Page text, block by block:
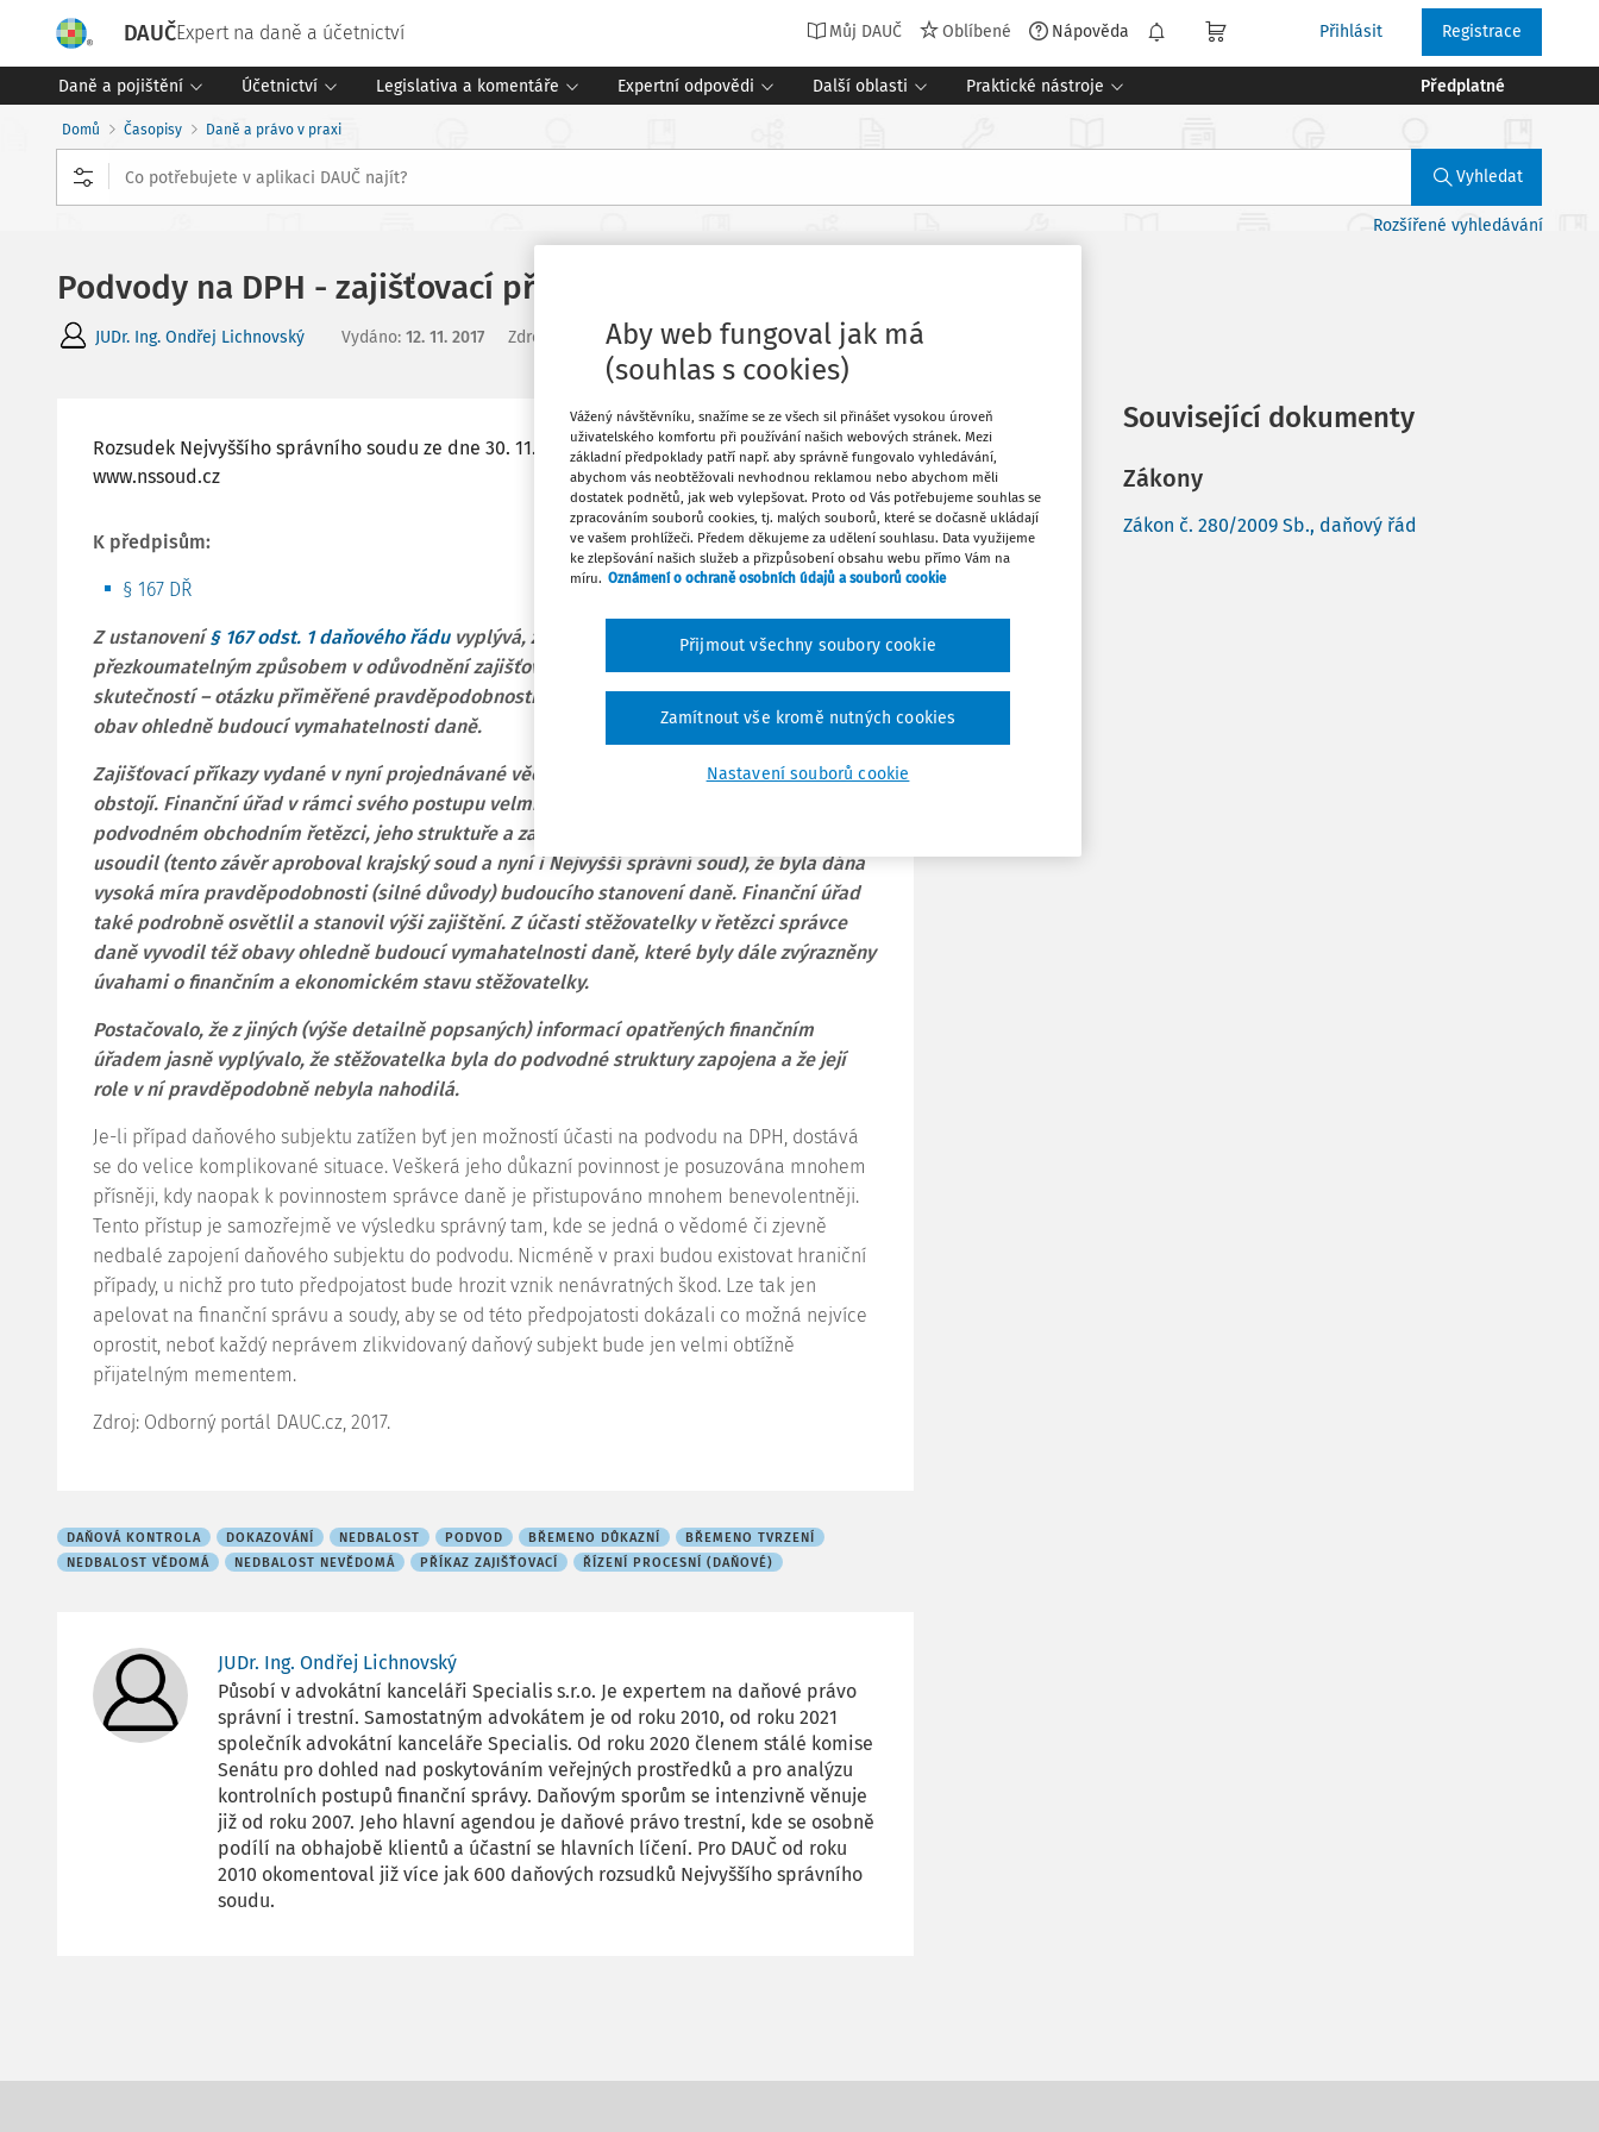
DAUČExpert na daně a účetnictví Můj DAUČ Oblíbené Nápověda Přihlásit Registrace
Daně a pojištění Účetnictví Legislativa a komentáře Expertní odpovědi Další oblasti Praktické nástroje Předplatné
Domů Časopisy Daně a právo v praxi
Vyhledat
Rozšířené vyhledávání
Podvody na DPH - zajišťovací příkaz
JUDr. Ing. Ondřej Lichnovský Vydáno: 12. 11. 2017 Zdroj Daně a právo v praxi 2 minuty čtení Související dokumenty (1)
Rozsudek Nejvyššího správního soudu ze dne 30. 11. 2016, sp. zn. 2 Afs 213/2016,
www.nssoud.cz
K předpisům:
§ 167 DŘ
Z ustanovení§ 167 odst. 1 daňového řáduvyplývá, že finanční orgány musí
přezkoumatelným způsobem v odůvodnění zajišťovacího příkazu zdůvodnit dva okruhy
skutečností – otázku přiměřené pravděpodobnosti budoucího stanovení daně a otázku
obav ohledně budoucí vymahatelnosti daně.
Zajišťovací příkazy vydané v nyní projednávané věci ve světle výše uvedených požadavků
obstojí. Finanční úřad v rámci svého postupu velmi podrobně a přesvědčivě pojednal o
podvodném obchodním řetězci, jeho struktuře a zapojení stěžovatelky v řetězci, z čehož
usoudil (tento závěr aproboval krajský soud a nyní i Nejvyšší správní soud), že byla dána
vysoká míra pravděpodobnosti (silné důvody) budoucího stanovení daně. Finanční úřad
také podrobně osvětlil a stanovil výši zajištění. Z účasti stěžovatelky v řetězci správce
daně vyvodil též obavy ohledně budoucí vymahatelnosti daně, které byly dále zvýrazněny
úvahami o finančním a ekonomickém stavu stěžovatelky.
Postačovalo, že z jiných (výše detailně popsaných) informací opatřených finančním
úřadem jasně vyplývalo, že stěžovatelka byla do podvodné struktury zapojena a že její
role v ní pravděpodobně nebyla nahodilá.
Je-li případ daňového subjektu zatížen byť jen možností účasti na podvodu na DPH, dostává
se do velice komplikované situace. Veškerá jeho důkazní povinnost je posuzována mnohem
přísněji, kdy naopak k povinnostem správce daně je přistupováno mnohem benevolentněji.
Tento přístup je samozřejmě ve výsledku správný tam, kde se jedná o vědomé či zjevně
nedbalé zapojení daňového subjektu do podvodu. Nicméně v praxi budou existovat hraniční
případy, u nichž pro tuto předpojatost bude hrozit vznik nenávratných škod. Lze tak jen
apelovat na finanční správu a soudy, aby se od této předpojatosti dokázali co možná nejvíce
oprostit, neboť každý neprávem zlikvidovaný daňový subjekt bude jen velmi obtížně
přijatelným mementem.
Zdroj: Odborný portál DAUC.cz, 2017.
DAŇOVÁ KONTROLA DOKAZOVÁNÍ NEDBALOST PODVOD BŘEMENO DŮKAZNÍ
BŘEMENO TVRZENÍ
NEDBALOST VĚDOMÁ
NEDBALOST NEVĚDOMÁ PŘÍKAZ ZAJIŠŤOVACÍ ŘÍZENÍ PROCESNÍ (DAŇOVÉ)
JUDr. Ing. Ondřej Lichnovský
Působí v advokátní kanceláři Specialis s.r.o. Je expertem na daňové právo
správní i trestní. Samostatným advokátem je od roku 2010, od roku 2021
společník advokátní kanceláře Specialis. Od roku 2020 členem stálé komise
Senátu pro dohled nad poskytováním veřejných prostředků a pro analýzu
kontrolních postupů finanční správy. Daňovým sporům se intenzivně věnuje
již od roku 2007. Jeho hlavní agendou je daňové právo trestní, kde se osobně
podílí na obhajobě klientů a účastní se hlavních líčení. Pro DAUČ od roku
2010 okomentoval již více jak 600 daňových rozsudků Nejvyššího správního
soudu.
Oblíbené
Stáhnout
Související dokumenty
Zákony
Zákon č. 280/2009 Sb., daňový řád
Aby web fungoval jak má
(souhlas s cookies)
Vážený návštěvníku, snažíme se ze všech sil přinášet vysokou úroveň
uživatelského komfortu při používání našich webových stránek. Mezi
základní předpoklady patří např. aby správně fungovalo vyhledávání,
abychom vás neobtěžovali nevhodnou reklamou nebo abychom měli
dostatek podnětů, jak web vylepšovat. Proto od Vás potřebujeme souhlas se
zpracováním souborů cookies, tj. malých souborů, které se dočasně ukládají
ve vašem prohlížeči. Předem děkujeme za udělení souhlasu. Data využijeme
ke zlepšování našich služeb a přizpůsobení obsahu webu přímo Vám na
míru. Oznámení o ochraně osobních údajů a souborů cookie
Nastavení souborů cookie
Zamítnout vše kromě nutných cookies
Přijmout všechny soubory cookie